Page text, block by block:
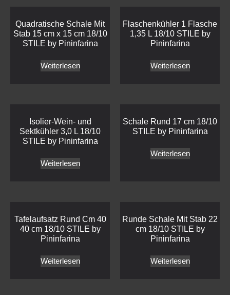
Quadratische Schale Mit
Stab 15 cm x 15 cm 18/10
STILE by Pininfarina
Weiterlesen
Flaschenkühler 1 Flasche
1,35 L 18/10 STILE by
Pininfarina
Weiterlesen
Isolier-Wein- und
Sektkühler 3,0 L 18/10
STILE by Pininfarina
Weiterlesen
Schale Rund 17 cm 18/10
STILE by Pininfarina
Weiterlesen
Tafelaufsatz Rund Cm 40
40 cm 18/10 STILE by
Pininfarina
Weiterlesen
Runde Schale Mit Stab 22
cm 18/10 STILE by
Pininfarina
Weiterlesen